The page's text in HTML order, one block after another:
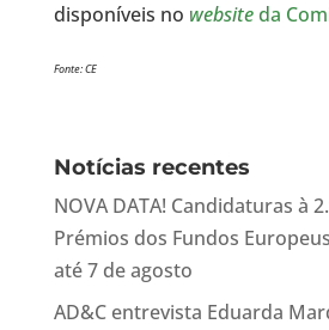
disponíveis no websiteda
Fonte: CE
Notícias recentes
NOVA DATA! Candidaturas à
Prémios dos Fundos
até 7 de agosto
AD&C entrevista Eduarda